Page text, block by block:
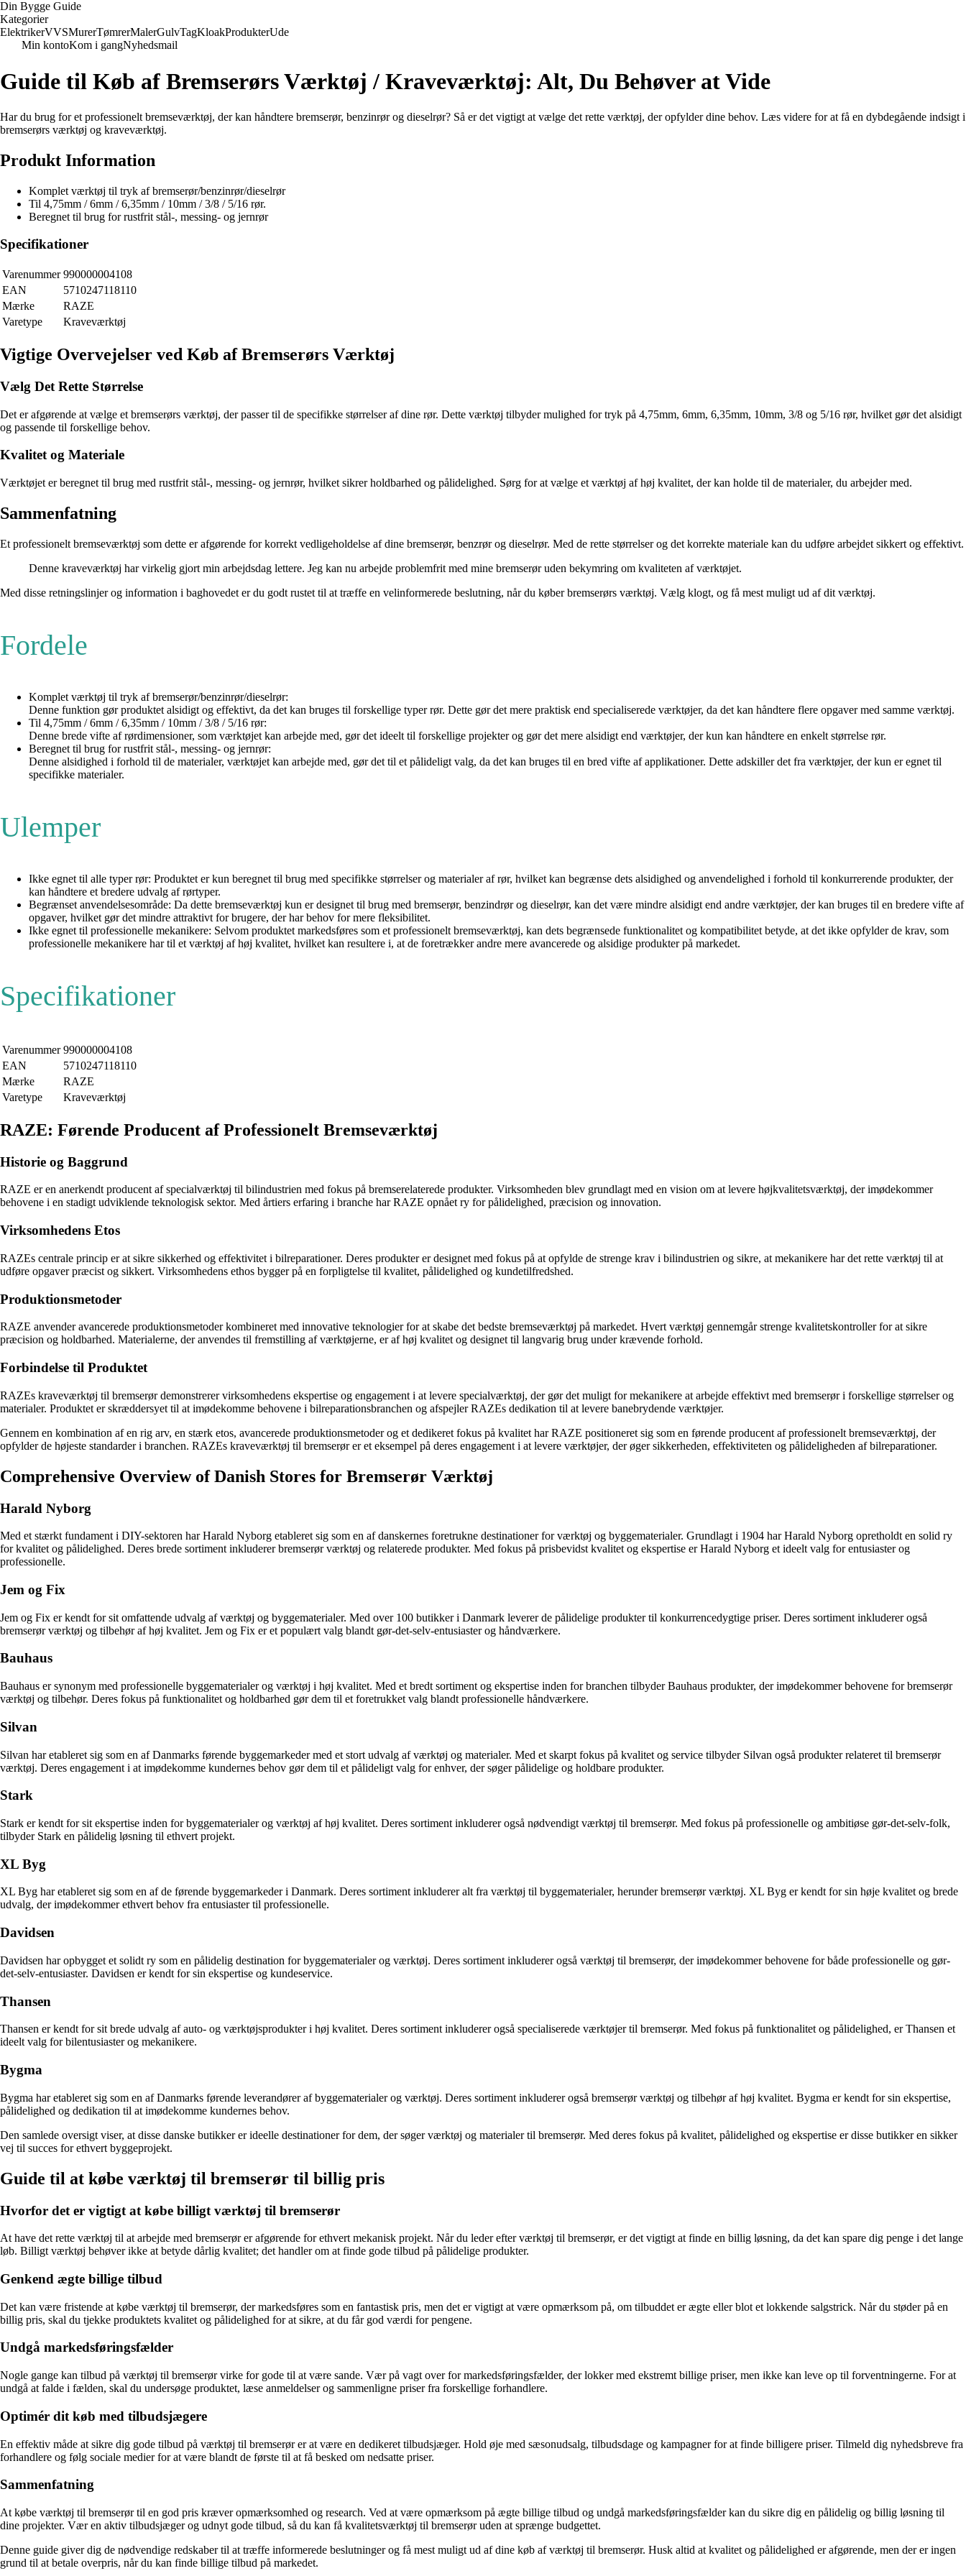
Din Bygge Guide
Kategorier
ElektrikerVVSMurerTømrerMalerGulvTagKloakProdukterUde
Min kontoKom i gangNyhedsmail
Guide til Køb af Bremserørs Værktøj / Kraveværktøj: Alt, Du Behøver at Vide
Har du brug for et professionelt bremseværktøj, der kan håndtere bremserør, benzinrør og dieselrør? Så er det vigtigt at vælge det rette værktøj, der opfylder dine behov. Læs videre for at få en dybdegående indsigt i
bremserørs værktøj og kraveværktøj.
Produkt Information
Komplet værktøj til tryk af bremserør/benzinrør/dieselrør
Til 4,75mm / 6mm / 6,35mm / 10mm / 3/8 / 5/16 rør.
Beregnet til brug for rustfrit stål-, messing- og jernrør
Specifikationer
Varenummer 990000004108
EAN
5710247118110
Mærke
RAZE
Varetype
Kraveværktøj
Vigtige Overvejelser ved Køb af Bremserørs Værktøj
Vælg Det Rette Størrelse
Det er afgørende at vælge et bremserørs værktøj, der passer til de specifikke størrelser af dine rør. Dette værktøj tilbyder mulighed for tryk på 4,75mm, 6mm, 6,35mm, 10mm, 3/8 og 5/16 rør, hvilket gør det alsidigt
og passende til forskellige behov.
Kvalitet og Materiale
Værktøjet er beregnet til brug med rustfrit stål-, messing- og jernrør, hvilket sikrer holdbarhed og pålidelighed. Sørg for at vælge et værktøj af høj kvalitet, der kan holde til de materialer, du arbejder med.
Sammenfatning
Et professionelt bremseværktøj som dette er afgørende for korrekt vedligeholdelse af dine bremserør, benzrør og dieselrør. Med de rette størrelser og det korrekte materiale kan du udføre arbejdet sikkert og effektivt.
Denne kraveværktøj har virkelig gjort min arbejdsdag lettere. Jeg kan nu arbejde problemfrit med mine bremserør uden bekymring om kvaliteten af værktøjet.
Med disse retningslinjer og information i baghovedet er du godt rustet til at træffe en velinformerede beslutning, når du køber bremserørs værktøj. Vælg klogt, og få mest muligt ud af dit værktøj.
Fordele
Komplet værktøj til tryk af bremserør/benzinrør/dieselrør:
Denne funktion gør produktet alsidigt og effektivt, da det kan bruges til forskellige typer rør. Dette gør det mere praktisk end specialiserede værktøjer, da det kan håndtere flere opgaver med samme værktøj.
Til 4,75mm / 6mm / 6,35mm / 10mm / 3/8 / 5/16 rør:
Denne brede vifte af rørdimensioner, som værktøjet kan arbejde med, gør det ideelt til forskellige projekter og gør det mere alsidigt end værktøjer, der kun kan håndtere en enkelt størrelse rør.
Beregnet til brug for rustfrit stål-, messing- og jernrør:
Denne alsidighed i forhold til de materialer, værktøjet kan arbejde med, gør det til et pålideligt valg, da det kan bruges til en bred vifte af applikationer. Dette adskiller det fra værktøjer, der kun er egnet til
specifikke materialer.
Ulemper
Ikke egnet til alle typer rør: Produktet er kun beregnet til brug med specifikke størrelser og materialer af rør, hvilket kan begrænse dets alsidighed og anvendelighed i forhold til konkurrerende produkter, der
kan håndtere et bredere udvalg af rørtyper.
Begrænset anvendelsesområde: Da dette bremseværktøj kun er designet til brug med bremserør, benzindrør og dieselrør, kan det være mindre alsidigt end andre værktøjer, der kan bruges til en bredere vifte af
opgaver, hvilket gør det mindre attraktivt for brugere, der har behov for mere fleksibilitet.
Ikke egnet til professionelle mekanikere: Selvom produktet markedsføres som et professionelt bremseværktøj, kan dets begrænsede funktionalitet og kompatibilitet betyde, at det ikke opfylder de krav, som
professionelle mekanikere har til et værktøj af høj kvalitet, hvilket kan resultere i, at de foretrækker andre mere avancerede og alsidige produkter på markedet.
Specifikationer
Varenummer 990000004108
EAN
5710247118110
Mærke
RAZE
Varetype
Kraveværktøj
RAZE: Førende Producent af Professionelt Bremseværktøj
Historie og Baggrund
RAZE er en anerkendt producent af specialværktøj til bilindustrien med fokus på bremserelaterede produkter. Virksomheden blev grundlagt med en vision om at levere højkvalitetsværktøj, der imødekommer
behovene i en stadigt udviklende teknologisk sektor. Med årtiers erfaring i branche har RAZE opnået ry for pålidelighed, præcision og innovation.
Virksomhedens Etos
RAZEs centrale princip er at sikre sikkerhed og effektivitet i bilreparationer. Deres produkter er designet med fokus på at opfylde de strenge krav i bilindustrien og sikre, at mekanikere har det rette værktøj til at
udføre opgaver præcist og sikkert. Virksomhedens ethos bygger på en forpligtelse til kvalitet, pålidelighed og kundetilfredshed.
Produktionsmetoder
RAZE anvender avancerede produktionsmetoder kombineret med innovative teknologier for at skabe det bedste bremseværktøj på markedet. Hvert værktøj gennemgår strenge kvalitetskontroller for at sikre
præcision og holdbarhed. Materialerne, der anvendes til fremstilling af værktøjerne, er af høj kvalitet og designet til langvarig brug under krævende forhold.
Forbindelse til Produktet
RAZEs kraveværktøj til bremserør demonstrerer virksomhedens ekspertise og engagement i at levere specialværktøj, der gør det muligt for mekanikere at arbejde effektivt med bremserør i forskellige størrelser og
materialer. Produktet er skræddersyet til at imødekomme behovene i bilreparationsbranchen og afspejler RAZEs dedikation til at levere banebrydende værktøjer.
Gennem en kombination af en rig arv, en stærk etos, avancerede produktionsmetoder og et dedikeret fokus på kvalitet har RAZE positioneret sig som en førende producent af professionelt bremseværktøj, der
opfylder de højeste standarder i branchen. RAZEs kraveværktøj til bremserør er et eksempel på deres engagement i at levere værktøjer, der øger sikkerheden, effektiviteten og pålideligheden af bilreparationer.
Comprehensive Overview of Danish Stores for Bremserør Værktøj
Harald Nyborg
Med et stærkt fundament i DIY-sektoren har Harald Nyborg etableret sig som en af danskernes foretrukne destinationer for værktøj og byggematerialer. Grundlagt i 1904 har Harald Nyborg opretholdt en solid ry
for kvalitet og pålidelighed. Deres brede sortiment inkluderer bremserør værktøj og relaterede produkter. Med fokus på prisbevidst kvalitet og ekspertise er Harald Nyborg et ideelt valg for entusiaster og
professionelle.
Jem og Fix
Jem og Fix er kendt for sit omfattende udvalg af værktøj og byggematerialer. Med over 100 butikker i Danmark leverer de pålidelige produkter til konkurrencedygtige priser. Deres sortiment inkluderer også
bremserør værktøj og tilbehør af høj kvalitet. Jem og Fix er et populært valg blandt gør-det-selv-entusiaster og håndværkere.
Bauhaus
Bauhaus er synonym med professionelle byggematerialer og værktøj i høj kvalitet. Med et bredt sortiment og ekspertise inden for branchen tilbyder Bauhaus produkter, der imødekommer behovene for bremserør
værktøj og tilbehør. Deres fokus på funktionalitet og holdbarhed gør dem til et foretrukket valg blandt professionelle håndværkere.
Silvan
Silvan har etableret sig som en af Danmarks førende byggemarkeder med et stort udvalg af værktøj og materialer. Med et skarpt fokus på kvalitet og service tilbyder Silvan også produkter relateret til bremserør
værktøj. Deres engagement i at imødekomme kundernes behov gør dem til et pålideligt valg for enhver, der søger pålidelige og holdbare produkter.
Stark
Stark er kendt for sit ekspertise inden for byggematerialer og værktøj af høj kvalitet. Deres sortiment inkluderer også nødvendigt værktøj til bremserør. Med fokus på professionelle og ambitiøse gør-det-selv-folk,
tilbyder Stark en pålidelig løsning til ethvert projekt.
XL Byg
XL Byg har etableret sig som en af de førende byggemarkeder i Danmark. Deres sortiment inkluderer alt fra værktøj til byggematerialer, herunder bremserør værktøj. XL Byg er kendt for sin høje kvalitet og brede
udvalg, der imødekommer ethvert behov fra entusiaster til professionelle.
Davidsen
Davidsen har opbygget et solidt ry som en pålidelig destination for byggematerialer og værktøj. Deres sortiment inkluderer også værktøj til bremserør, der imødekommer behovene for både professionelle og gør-
det-selv-entusiaster. Davidsen er kendt for sin ekspertise og kundeservice.
Thansen
Thansen er kendt for sit brede udvalg af auto- og værktøjsprodukter i høj kvalitet. Deres sortiment inkluderer også specialiserede værktøjer til bremserør. Med fokus på funktionalitet og pålidelighed, er Thansen et
ideelt valg for bilentusiaster og mekanikere.
Bygma
Bygma har etableret sig som en af Danmarks førende leverandører af byggematerialer og værktøj. Deres sortiment inkluderer også bremserør værktøj og tilbehør af høj kvalitet. Bygma er kendt for sin ekspertise,
pålidelighed og dedikation til at imødekomme kundernes behov.
Den samlede oversigt viser, at disse danske butikker er ideelle destinationer for dem, der søger værktøj og materialer til bremserør. Med deres fokus på kvalitet, pålidelighed og ekspertise er disse butikker en sikker
vej til succes for ethvert byggeprojekt.
Guide til at købe værktøj til bremserør til billig pris
Hvorfor det er vigtigt at købe billigt værktøj til bremserør
At have det rette værktøj til at arbejde med bremserør er afgørende for ethvert mekanisk projekt. Når du leder efter værktøj til bremserør, er det vigtigt at finde en billig løsning, da det kan spare dig penge i det lange
løb. Billigt værktøj behøver ikke at betyde dårlig kvalitet; det handler om at finde gode tilbud på pålidelige produkter.
Genkend ægte billige tilbud
Det kan være fristende at købe værktøj til bremserør, der markedsføres som en fantastisk pris, men det er vigtigt at være opmærksom på, om tilbuddet er ægte eller blot et lokkende salgstrick. Når du støder på en
billig pris, skal du tjekke produktets kvalitet og pålidelighed for at sikre, at du får god værdi for pengene.
Undgå markedsføringsfælder
Nogle gange kan tilbud på værktøj til bremserør virke for gode til at være sande. Vær på vagt over for markedsføringsfælder, der lokker med ekstremt billige priser, men ikke kan leve op til forventningerne. For at
undgå at falde i fælden, skal du undersøge produktet, læse anmeldelser og sammenligne priser fra forskellige forhandlere.
Optimér dit køb med tilbudsjægere
En effektiv måde at sikre dig gode tilbud på værktøj til bremserør er at være en dedikeret tilbudsjæger. Hold øje med sæsonudsalg, tilbudsdage og kampagner for at finde billigere priser. Tilmeld dig nyhedsbreve fra
forhandlere og følg sociale medier for at være blandt de første til at få besked om nedsatte priser.
Sammenfatning
At købe værktøj til bremserør til en god pris kræver opmærksomhed og research. Ved at være opmærksom på ægte billige tilbud og undgå markedsføringsfælder kan du sikre dig en pålidelig og billig løsning til
dine projekter. Vær en aktiv tilbudsjæger og udnyt gode tilbud, så du kan få kvalitetsværktøj til bremserør uden at sprænge budgettet.
Denne guide giver dig de nødvendige redskaber til at træffe informerede beslutninger og få mest muligt ud af dine køb af værktøj til bremserør. Husk altid at kvalitet og pålidelighed er afgørende, men der er ingen
grund til at betale overpris, når du kan finde billige tilbud på markedet.